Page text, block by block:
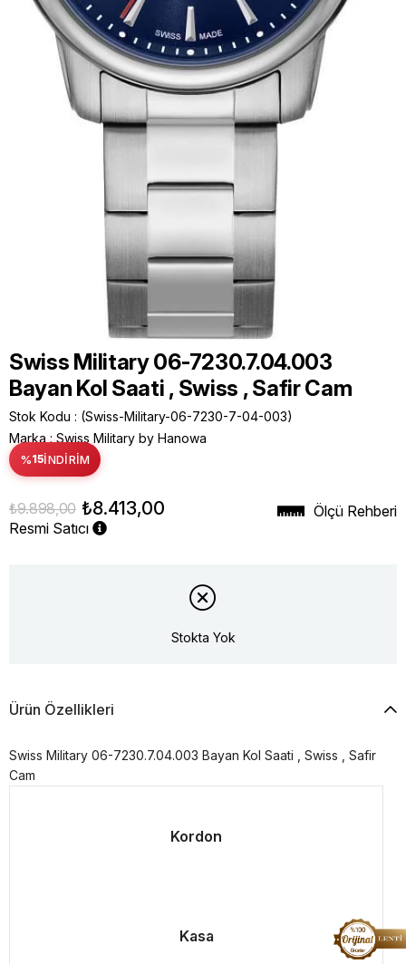
Swiss Military 06-7230.7.04.003
Bayan Kol Saati , Swiss , Safir Cam
Stok Kodu
(Swiss-Military-06-7230-7-04-003)
Marka : Swiss Military by Hanowa
%15İNDIRIM
₺9.898,00 ₺8.413,00
Resmi Satıcı
Ölçü Rehberi
Stokta Yok
Ürün Özellikleri
Swiss Military 06-7230.7.04.003 Bayan Kol Saati , Swiss , Safir
Cam
Kordon
Kasa